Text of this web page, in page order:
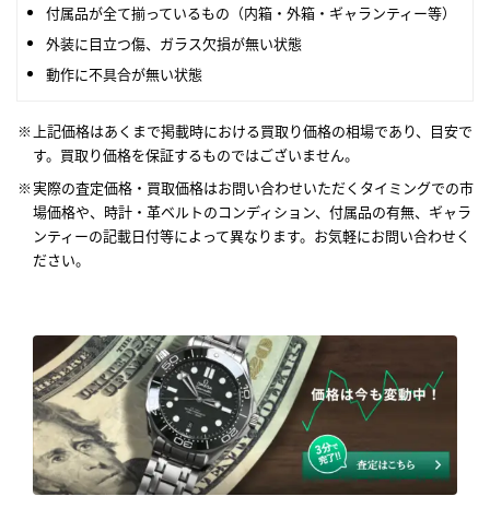
付属品が全て揃っているもの（内箱・外箱・ギャランティー等）
外装に目立つ傷、ガラス欠損が無い状態
動作に不具合が無い状態
上記価格はあくまで掲載時における買取り価格の相場であり、目安で
す。買取り価格を保証するものではございません。
実際の査定価格・買取価格はお問い合わせいただくタイミングでの市
場価格や、時計・革ベルトのコンディション、付属品の有無、ギャラ
ンティーの記載日付等によって異なります。お気軽にお問い合わせく
ださい。